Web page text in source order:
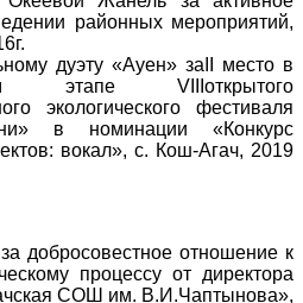
районных мероприятий,
дуэту «Ауен» заII место в
этапе VIIIоткрытого
экологического фестиваля
в номинации «Конкурс
вокал», с. Кош-Агач, 2019
добросовестное отношение к
процессу от директора
СОШ им. В.И.Чаптынова»,